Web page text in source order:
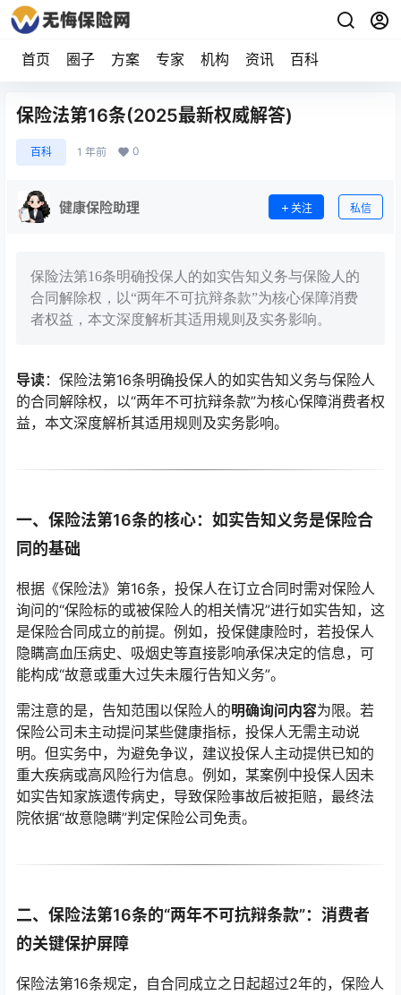
首页 圈子 方案 专家 机构 资讯 百科
保险法第16条(2025最新权威解答)
百科 1 年前 0
健康保险助理 关注 私信
保险法第16条明确投保人的如实告知义务与保险人的
合同解除权，以“两年不可抗辩条款”为核心保障消费
者权益，本文深度解析其适用规则及实务影响。
导读：保险法第16条明确投保人的如实告知义务与保险人
的合同解除权，以“两年不可抗辩条款”为核心保障消费者权
益，本文深度解析其适用规则及实务影响。
一、保险法第16条的核心：如实告知义务是保险合
同的基础
根据《保险法》第16条，投保人在订立合同时需对保险人
询问的“保险标的或被保险人的相关情况”进行如实告知，这
是保险合同成立的前提。例如，投保健康险时，若投保人
隐瞒高血压病史、吸烟史等直接影响承保决定的信息，可
能构成“故意或重大过失未履行告知义务”。
需注意的是，告知范围以保险人的明确询问内容为限。若
保险公司未主动提问某些健康指标，投保人无需主动说
明。但实务中，为避免争议，建议投保人主动提供已知的
重大疾病或高风险行为信息。例如，某案例中投保人因未
如实告知家族遗传病史，导致保险事故后被拒赔，最终法
院依据“故意隐瞒”判定保险公司免责。
二、保险法第16条的“两年不可抗辩条款”：消费者
的关键保护屏障
保险法第16条规定，自合同成立之日起超过2年的，保险人